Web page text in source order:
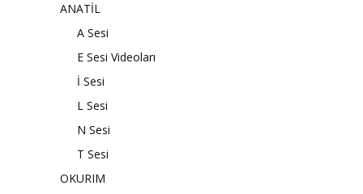
ANATİL
A Sesi
E Sesi Videoları
İ Sesi
L Sesi
N Sesi
T Sesi
OKURIM